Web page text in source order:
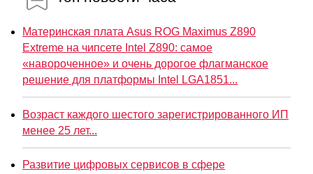
Материнская плата Asus ROG Maximus Z890
Extreme на чипсете Intel Z890: самое
«навороченное» и очень дорогое флагманское
решение для платформы Intel LGA1851...
Возраст каждого шестого зарегистрированного ИП
менее 25 лет...
Развитие цифровых сервисов в сфере